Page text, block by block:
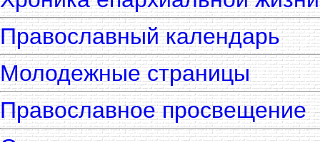
Православный календарь
Молодежные страницы
Православное просвещение